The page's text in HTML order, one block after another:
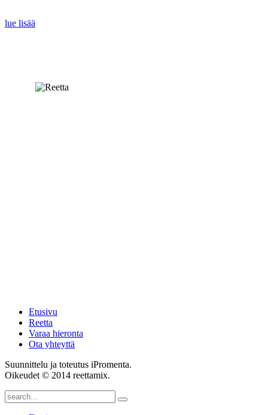
lue lisää
Etusivu
Reetta
Varaa hieronta
Ota yhteyttä
Suunnittelu ja toteutus iPromenta.
Oikeudet © 2014 reettamix.